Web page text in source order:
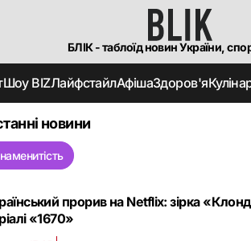
БЛІК - таблоїд новин України,
Шоу BIZЛайфстайлАфішаЗдоров'я
новини
прорив на Netflix: зірка
«1670»